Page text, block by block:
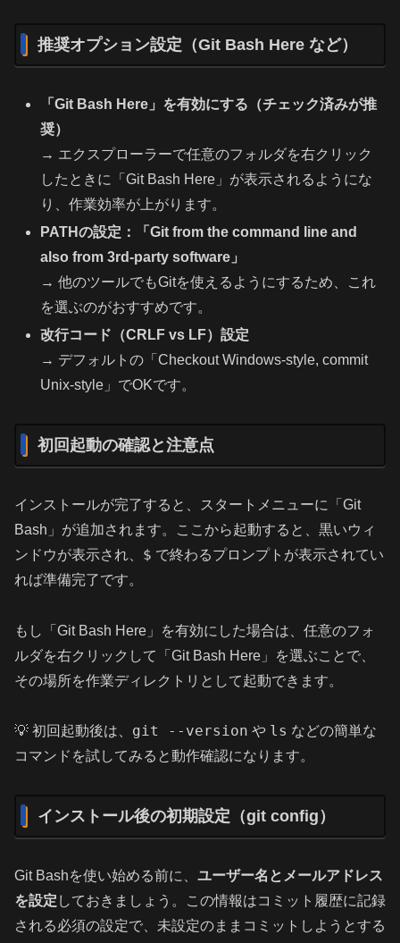
推奨オプション設定（Git Bash Here など）
「Git Bash Here」を有効にする（チェック済みが推
奨）
→ エクスプローラーで任意のフォルダを右クリック
したときに「Git Bash Here」が表示されるようにな
り、作業効率が上がります。
PATHの設定：「Git from the command line and
also from 3rd-party software」
→ 他のツールでもGitを使えるようにするため、これ
を選ぶのがおすすめです。
改行コード（CRLF vs LF）設定
→ デフォルトの「Checkout Windows-style, commit
Unix-style」でOKです。
初回起動の確認と注意点
インストールが完了すると、スタートメニューに「Git
Bash」が追加されます。ここから起動すると、黒いウィ
ンドウが表示され、 $ で終わるプロンプトが表示されてい
れば準備完了です。
もし「Git Bash Here」を有効にした場合は、任意のフォ
ルダを右クリックして「Git Bash Here」を選ぶことで、
その場所を作業ディレクトリとして起動できます。
💡 初回起動後は、 git --version や ls などの簡単な
コマンドを試してみると動作確認になります。
インストール後の初期設定（git config）
Git Bashを使い始める前に、 ユーザー名とメールアドレス
を設定 しておきましょう。この情報はコミット履歴に記録
される必須の設定で、未設定のままコミットしようとする